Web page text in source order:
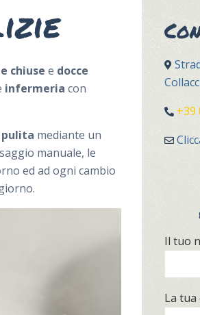
chiuse e docce
infermeria con
pulita mediante un
manuale, le
ed ad ogni cambio
+39
Il tuo
La tua